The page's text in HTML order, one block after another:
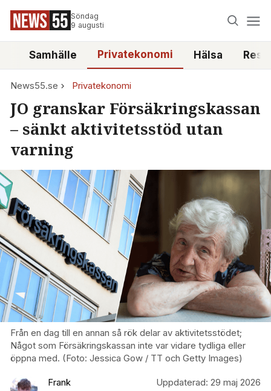
Söndag
9 augusti
Samhälle Privatekonomi Hälsa
News55.se Privatekonomi
JO granskar Försäkringskassan
– sänkt aktivitetsstöd utan
varning
Från en dag till en annan så rök delar av aktivitetsstödet;
Något som Försäkringskassan inte var vidare tydliga eller
öppna med. (Foto: Jessica Gow / TT och Getty Images)
Frank
Uppdaterad: 29 maj 2026